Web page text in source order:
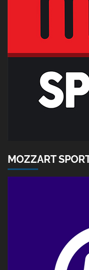
MOZZART